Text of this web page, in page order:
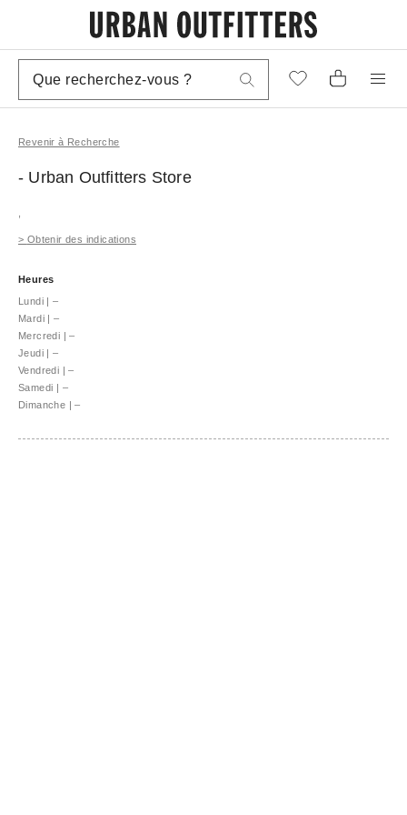
Revenir à Recherche
- Urban Outfitters Store
> Obtenir des indications
Heures
Lundi | –
Mardi | –
Mercredi | –
Jeudi | –
Vendredi | –
Samedi | –
Dimanche | –